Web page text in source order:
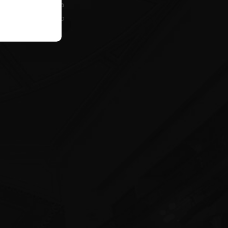
Teatro Góngora
Apoya al Teatro